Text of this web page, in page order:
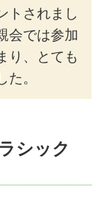
トされまし
会では参加
り、とても
。
シック